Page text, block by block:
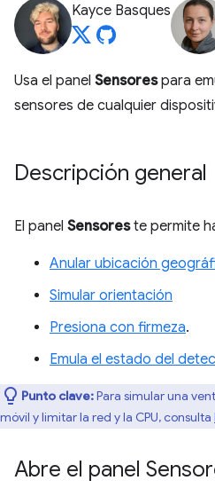
Kayce Basques
Usa el panel Sensorespara
sensores de cualquier
Descripción general
El panel Sensoreste permite
Anular ubicación
Simular orientación
Presiona con firmeza.
Emula el estado del
Punto clave:Para simular una
móvil y limitar la red y la CPU, consulta
Abre el panel